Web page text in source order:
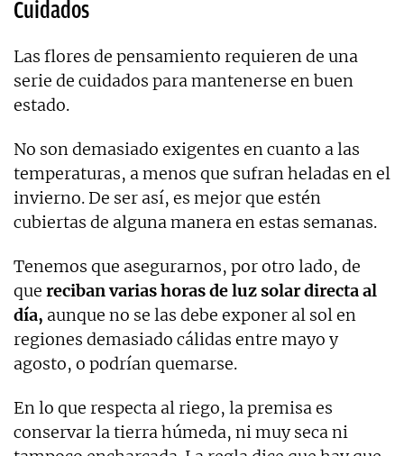
Cuidados
Las flores de pensamiento requieren de una
serie de cuidados para mantenerse en buen
estado.
No son demasiado exigentes en cuanto a las
temperaturas, a menos que sufran heladas en el
invierno. De ser así, es mejor que estén
cubiertas de alguna manera en estas semanas.
Tenemos que asegurarnos, por otro lado, de
que reciban varias horas de luz solar directa al
día, aunque no se las debe exponer al sol en
regiones demasiado cálidas entre mayo y
agosto, o podrían quemarse.
En lo que respecta al riego, la premisa es
conservar la tierra húmeda, ni muy seca ni